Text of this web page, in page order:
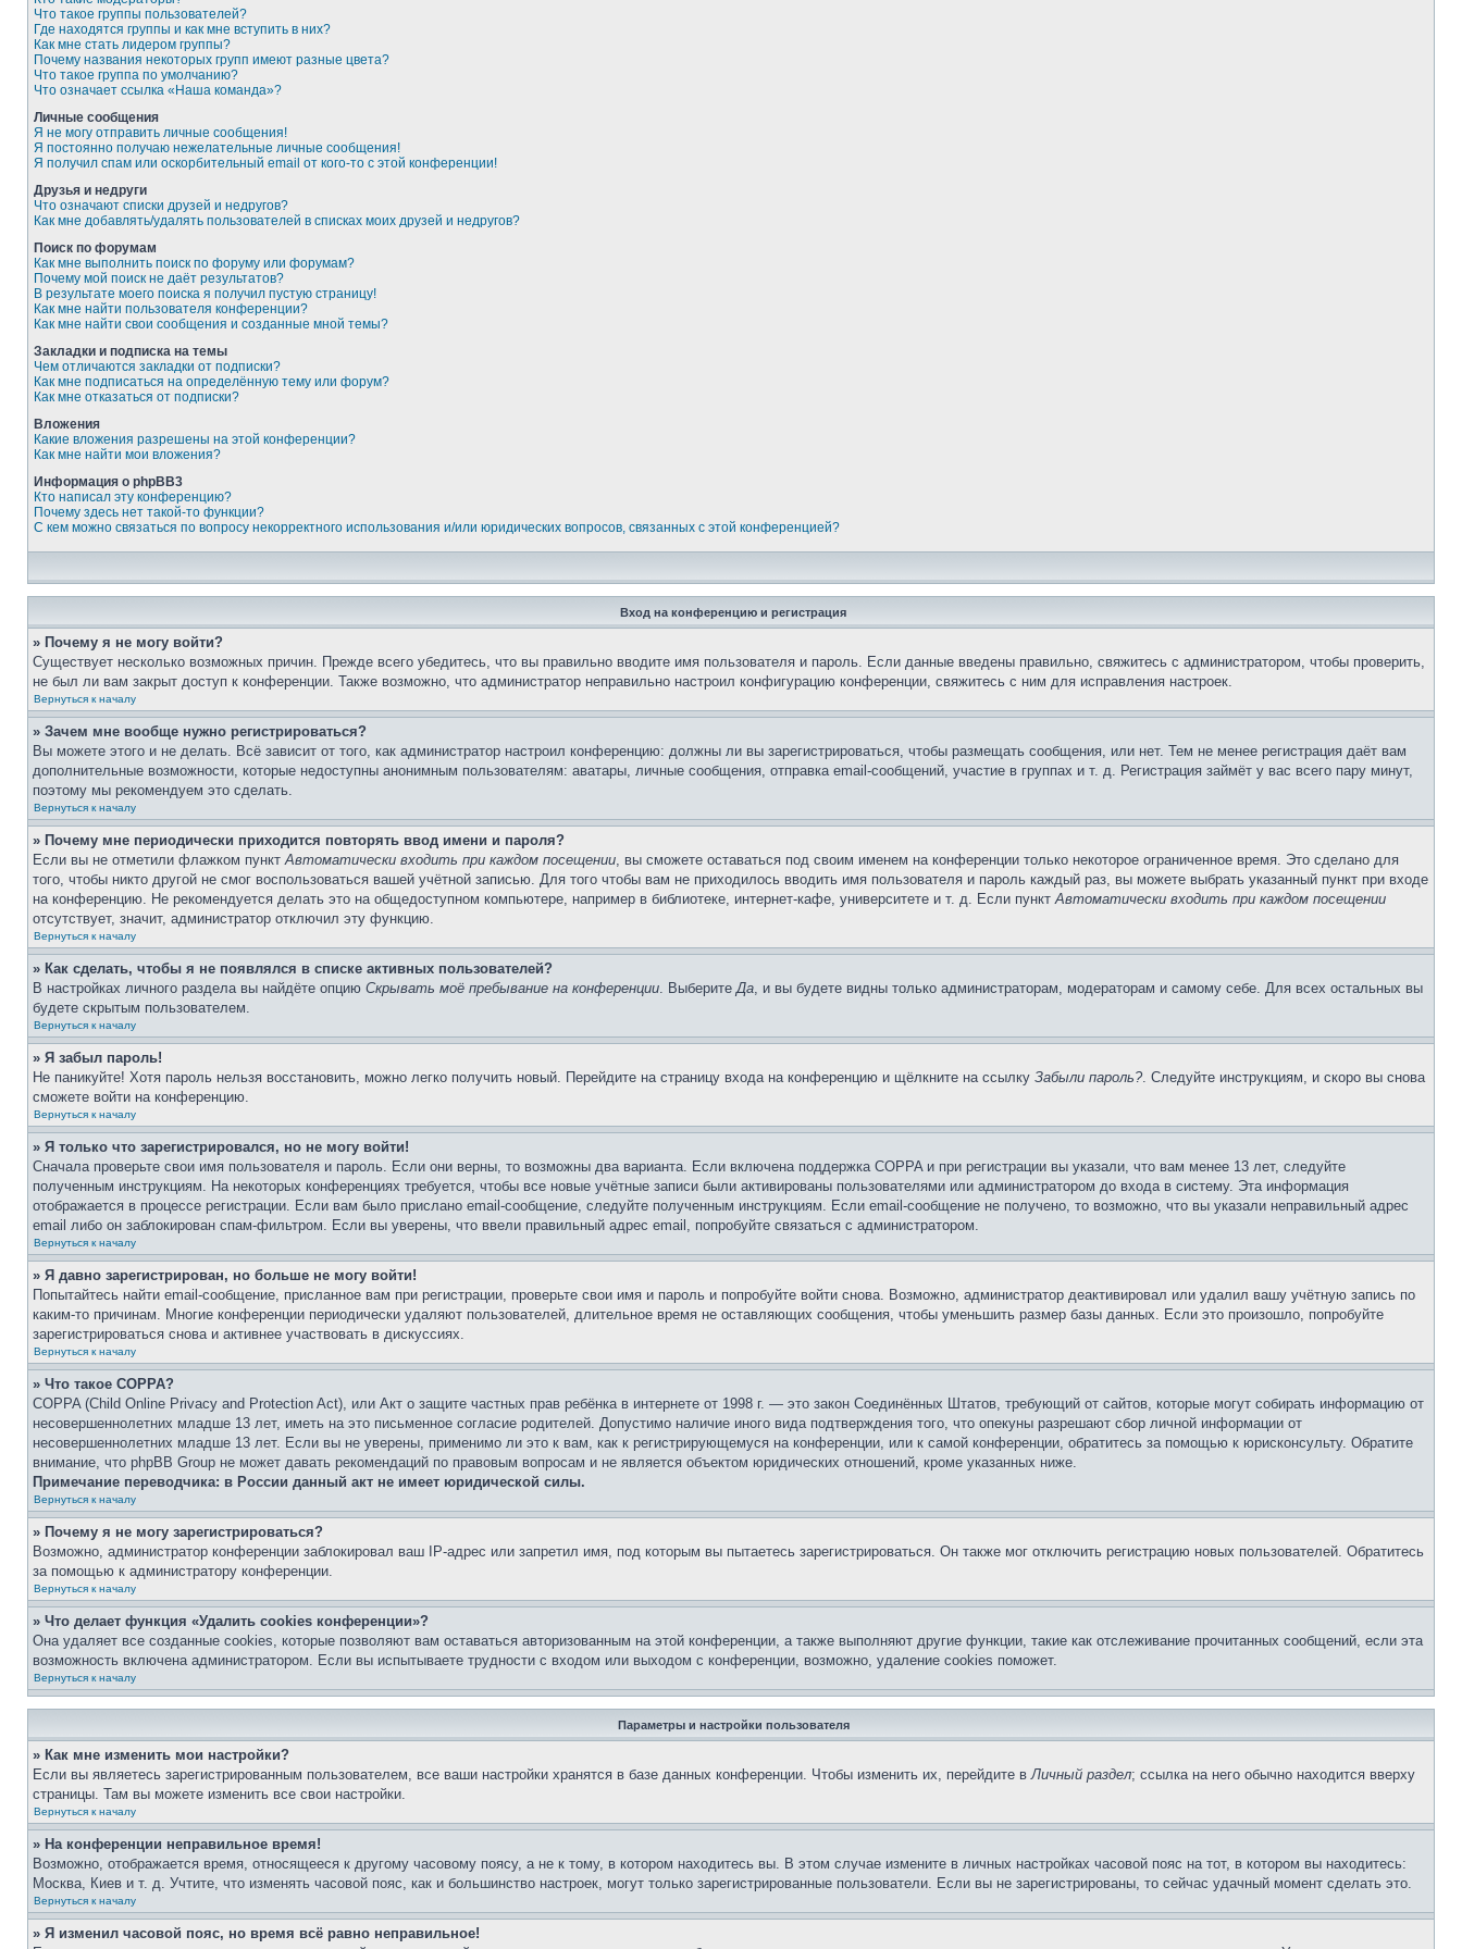
Что такое группы пользователей?
Где находятся группы и как мне вступить в них?
Как мне стать лидером группы?
Почему названия некоторых групп имеют разные цвета?
Что такое группа по умолчанию?
Что означает ссылка «Наша команда»?
Личные сообщения
Я не могу отправить личные сообщения!
Я постоянно получаю нежелательные личные сообщения!
Я получил спам или оскорбительный email от кого-то с этой конференции!
Друзья и недруги
Что означают списки друзей и недругов?
Как мне добавлять/удалять пользователей в списках моих друзей и недругов?
Поиск по форумам
Как мне выполнить поиск по форуму или форумам?
Почему мой поиск не даёт результатов?
В результате моего поиска я получил пустую страницу!
Как мне найти пользователя конференции?
Как мне найти свои сообщения и созданные мной темы?
Закладки и подписка на темы
Чем отличаются закладки от подписки?
Как мне подписаться на определённую тему или форум?
Как мне отказаться от подписки?
Вложения
Какие вложения разрешены на этой конференции?
Как мне найти мои вложения?
Информация о phpBB3
Кто написал эту конференцию?
Почему здесь нет такой-то функции?
С кем можно связаться по вопросу некорректного использования и/или юридических вопросов, связанных с этой конференцией?
Вход на конференцию и регистрация
» Почему я не могу войти?
Существует несколько возможных причин. Прежде всего убедитесь, что вы правильно вводите имя пользователя и пароль. Если данные введены правильно, свяжитесь с администратором, чтобы проверить,
не был ли вам закрыт доступ к конференции. Также возможно, что администратор неправильно настроил конфигурацию конференции, свяжитесь с ним для исправления настроек.
Вернуться к началу
» Зачем мне вообще нужно регистрироваться?
Вы можете этого и не делать. Всё зависит от того, как администратор настроил конференцию: должны ли вы зарегистрироваться, чтобы размещать сообщения, или нет. Тем не менее регистрация даёт вам
дополнительные возможности, которые недоступны анонимным пользователям: аватары, личные сообщения, отправка email-сообщений, участие в группах и т. д. Регистрация займёт у вас всего пару минут,
поэтому мы рекомендуем это сделать.
Вернуться к началу
» Почему мне периодически приходится повторять ввод имени и пароля?
Если вы не отметили флажком пунктАвтоматически входить при каждом посещении, вы сможете оставаться под своим именем на конференции только некоторое ограниченное время. Это сделано для
того, чтобы никто другой не смог воспользоваться вашей учётной записью. Для того чтобы вам не приходилось вводить имя пользователя и пароль каждый раз, вы можете выбрать указанный пункт при входе
на конференцию. Не рекомендуется делать это на общедоступном компьютере, например в библиотеке, интернет-кафе, университете и т. д. Если пунктАвтоматически входить при каждом посещении
отсутствует, значит, администратор отключил эту функцию.
Вернуться к началу
» Как сделать, чтобы я не появлялся в списке активных пользователей?
В настройках личного раздела вы найдёте опцию Скрывать моё пребывание на конференции. ВыберитеДа, и вы будете видны только администраторам, модераторам и самому себе. Для всех остальных вы
будете скрытым пользователем.
Вернуться к началу
» Я забыл пароль!
Не паникуйте! Хотя пароль нельзя восстановить, можно легко получить новый. Перейдите на страницу входа на конференцию и щёлкните на ссылку Забыли пароль?. Следуйте инструкциям, и скоро вы снова
сможете войти на конференцию.
Вернуться к началу
» Я только что зарегистрировался, но не могу войти!
Сначала проверьте свои имя пользователя и пароль. Если они верны, то возможны два варианта. Если включена поддержка COPPA и при регистрации вы указали, что вам менее 13 лет, следуйте
полученным инструкциям. На некоторых конференциях требуется, чтобы все новые учётные записи были активированы пользователями или администратором до входа в систему. Эта информация
отображается в процессе регистрации. Если вам было прислано email-сообщение, следуйте полученным инструкциям. Если email-сообщение не получено, то возможно, что вы указали неправильный адрес
email либо он заблокирован спам-фильтром. Если вы уверены, что ввели правильный адрес email, попробуйте связаться с администратором.
Вернуться к началу
» Я давно зарегистрирован, но больше не могу войти!
Попытайтесь найти email-сообщение, присланное вам при регистрации, проверьте свои имя и пароль и попробуйте войти снова. Возможно, администратор деактивировал или удалил вашу учётную запись по
каким-то причинам. Многие конференции периодически удаляют пользователей, длительное время не оставляющих сообщения, чтобы уменьшить размер базы данных. Если это произошло, попробуйте
зарегистрироваться снова и активнее участвовать в дискуссиях.
Вернуться к началу
» Что такое COPPA?
COPPA (Child Online Privacy and Protection Act), или Акт о защите частных прав ребёнка в интернете от 1998 г. — это закон Соединённых Штатов, требующий от сайтов, которые могут собирать информацию от
несовершеннолетних младше 13 лет, иметь на это письменное согласие родителей. Допустимо наличие иного вида подтверждения того, что опекуны разрешают сбор личной информации от
несовершеннолетних младше 13 лет. Если вы не уверены, применимо ли это к вам, как к регистрирующемуся на конференции, или к самой конференции, обратитесь за помощью к юрисконсульту. Обратите
внимание, что phpBB Group не может давать рекомендаций по правовым вопросам и не является объектом юридических отношений, кроме указанных ниже.
Примечание переводчика: в России данный акт не имеет юридической силы.
Вернуться к началу
» Почему я не могу зарегистрироваться?
Возможно, администратор конференции заблокировал ваш IP-адрес или запретил имя, под которым вы пытаетесь зарегистрироваться. Он также мог отключить регистрацию новых пользователей. Обратитесь
за помощью к администратору конференции.
Вернуться к началу
» Что делает функция «Удалить cookies конференции»?
Она удаляет все созданные cookies, которые позволяют вам оставаться авторизованным на этой конференции, а также выполняют другие функции, такие как отслеживание прочитанных сообщений, если эта
возможность включена администратором. Если вы испытываете трудности с входом или выходом с конференции, возможно, удаление cookies поможет.
Вернуться к началу
Параметры и настройки пользователя
» Как мне изменить мои настройки?
Если вы являетесь зарегистрированным пользователем, все ваши настройки хранятся в базе данных конференции. Чтобы изменить их, перейдите вЛичный раздел; ссылка на него обычно находится вверху
страницы. Там вы можете изменить все свои настройки.
Вернуться к началу
» На конференции неправильное время!
Возможно, отображается время, относящееся к другому часовому поясу, а не к тому, в котором находитесь вы. В этом случае измените в личных настройках часовой пояс на тот, в котором вы находитесь:
Москва, Киев и т. д. Учтите, что изменять часовой пояс, как и большинство настроек, могут только зарегистрированные пользователи. Если вы не зарегистрированы, то сейчас удачный момент сделать это.
Вернуться к началу
» Я изменил часовой пояс, но время всё равно неправильное!